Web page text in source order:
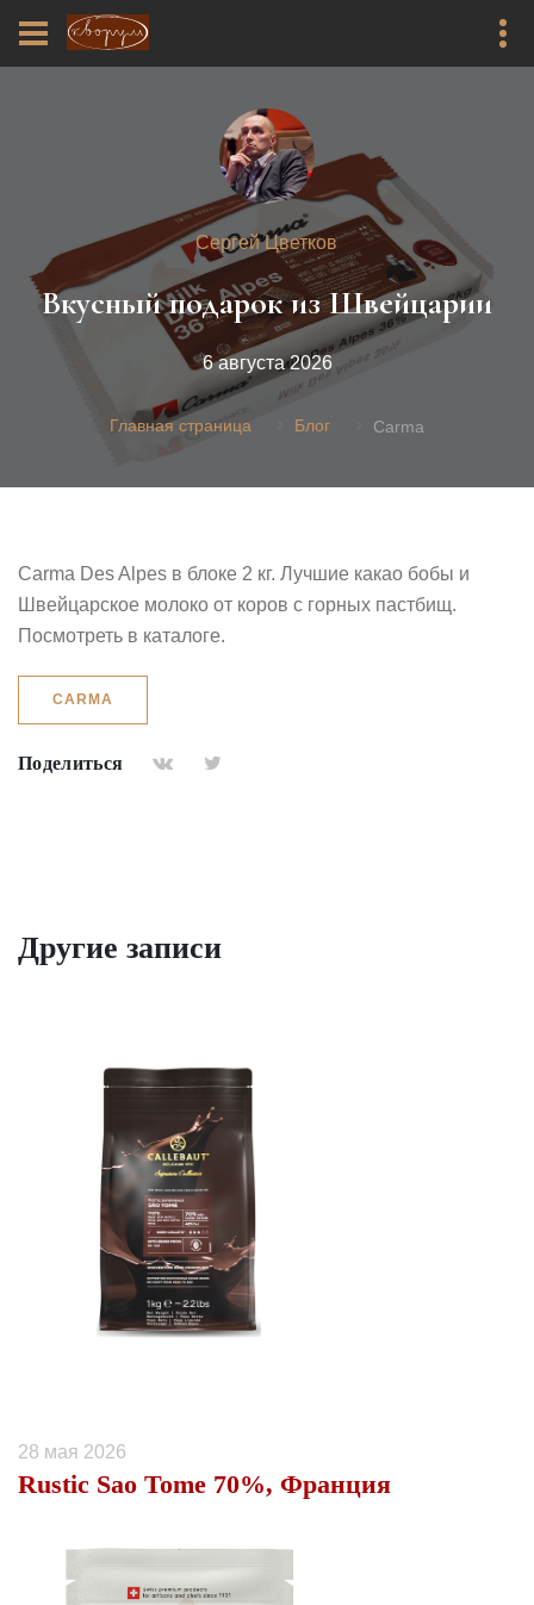
Сергей Цветков
Вкусный подарок из Швейцарии
6 августа 2026
Главная страница Блог Carma
Carma Des Alpes в блоке 2 кг. Лучшие какао бобы и
Швейцарское молоко от коров с горных пастбищ.
Посмотреть в каталоге.
CARMA
Поделиться
Другие записи
28 мая 2026
Rustic Sao Tome 70%, Франция